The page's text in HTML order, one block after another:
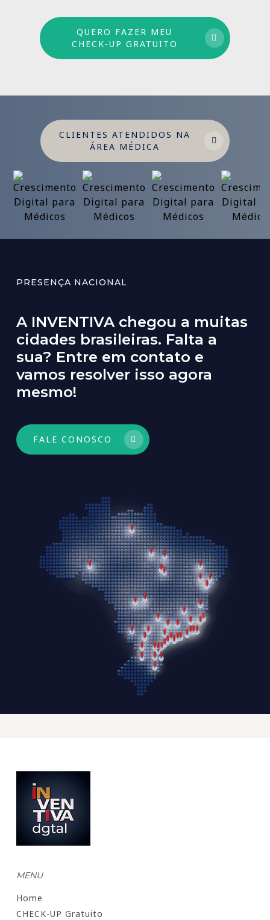
QUERO FAZER MEU
CHECK-UP GRATUITO
CLIENTES ATENDIDOS NA
ÁREA MÉDICA
PRESENÇA NACIONAL
A INVENTIVA chegou a muitas
cidades brasileiras. Falta a
sua? Entre em contato e
vamos resolver isso agora
mesmo!
FALE CONOSCO
MENU
Home
CHECK-UP Gratuito